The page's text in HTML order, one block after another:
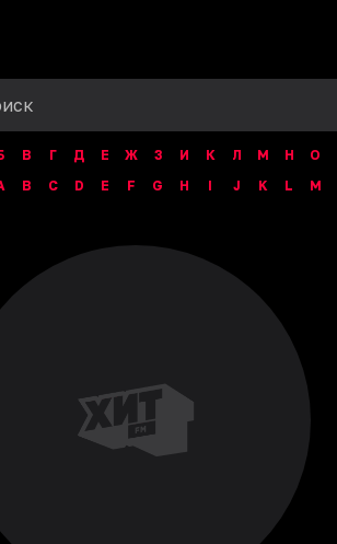
В Г Д Е Ж З И К Л М Н О
B C D E F G H I J K L M